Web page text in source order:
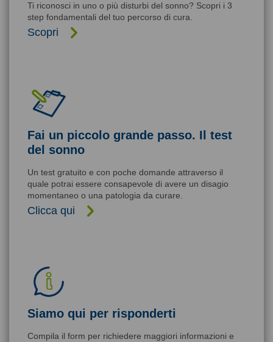
Ti riconosci in uno o più disturbi del sonno? Scopri i 3
step fondamentali del tuo percorso di cura.
Scopri
Fai un piccolo grande passo. Il test
del sonno
Un test gratuito e con poche domande attraverso il
quale potrai essere consapevole di avere un disagio
momentaneo o una patologia da curare.
Clicca qui
Siamo qui per risponderti
Compila il form per richiedere maggiori informazioni e